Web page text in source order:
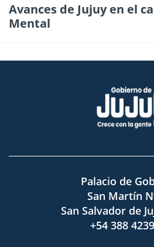
Avances de Jujuy en el
Mental
Palacio de
San Martín
San Salvador de
+54 388